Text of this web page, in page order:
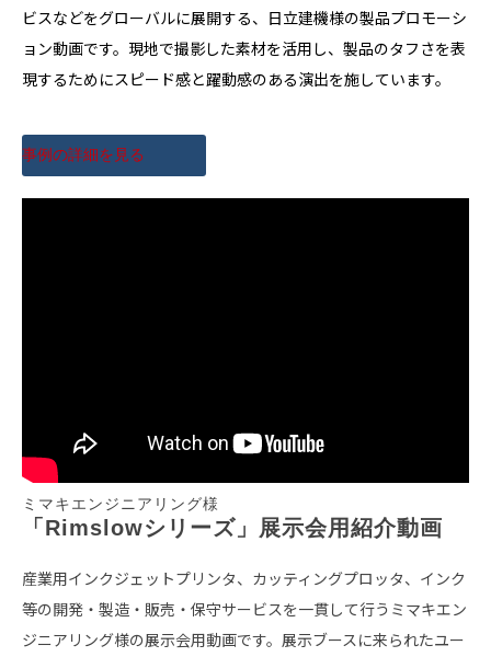
ビスなどをグローバルに展開する、日立建機様の製品プロモーシ
ョン動画です。現地で撮影した素材を活用し、製品のタフさを表
現するためにスピード感と躍動感のある演出を施しています。
事例の詳細を見る
ミマキエンジニアリング様
「Rimslowシリーズ」展示会用紹介動画
産業用インクジェットプリンタ、カッティングプロッタ、インク
等の開発・製造・販売・保守サービスを一貫して行うミマキエン
ジニアリング様の展示会用動画です。展示ブースに来られたユー